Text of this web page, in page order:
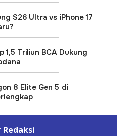
S26 Ultra vs iPhone 17
1,5 Triliun BCA Dukung
8 Elite Gen 5 di